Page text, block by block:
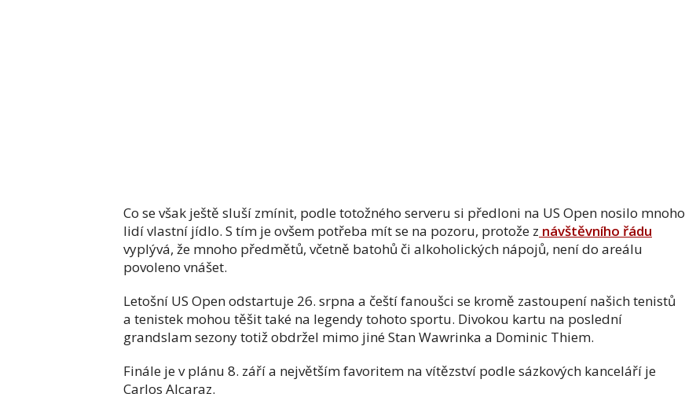
Co se však ještě sluší zmínit, podle totožného serveru si předloni na US Open nosilo mnoho
lidí vlastní jídlo. S tím je ovšem potřeba mít se na pozoru, protože z návštěvního řádu
vyplývá, že mnoho předmětů, včetně batohů či alkoholických nápojů, není do areálu
povoleno vnášet.
Letošní US Open odstartuje 26. srpna a čeští fanoušci se kromě zastoupení našich tenistů
a tenistek mohou těšit také na legendy tohoto sportu. Divokou kartu na poslední
grandslam sezony totiž obdržel mimo jiné Stan Wawrinka a Dominic Thiem.
Finále je v plánu 8. září a největším favoritem na vítězství podle sázkových kanceláří je
Carlos Alcaraz.